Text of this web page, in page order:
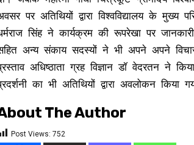
पर अतिथियों द्वारा विश्वविद्यालय के
सिंह ने कार्यक्रम की रूपरेखा पर
अन्य संकाय सदस्यों ने भी अपने अपने
अधिष्ठाता ग्रह विज्ञान डॉ वेदरतन ने
का भी अतिथियों द्वारा अवलोकन किया
The Author
Post Views: 752